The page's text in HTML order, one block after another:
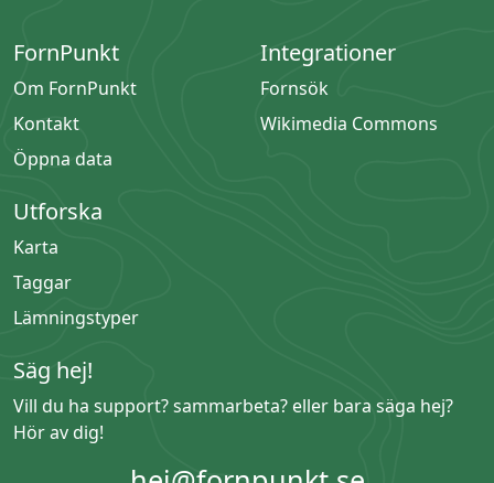
FornPunkt
Om FornPunkt
Kontakt
Öppna data
Integrationer
Fornsök
Wikimedia Commons
Utforska
Karta
Taggar
Lämningstyper
Säg hej!
Vill du ha support? sammarbeta? eller bara säga hej?
Hör av dig!